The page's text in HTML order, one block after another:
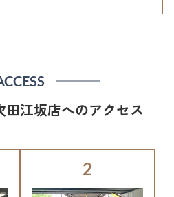
田江坂店へのアクセス
2